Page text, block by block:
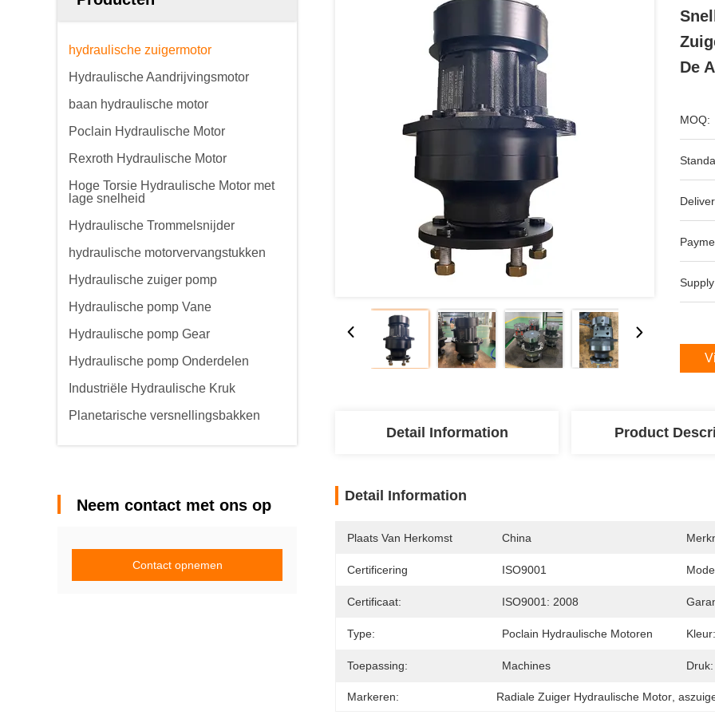
hydraulische zuigermotor
Hydraulische Aandrijvingsmotor
baan hydraulische motor
Poclain Hydraulische Motor
Rexroth Hydraulische Motor
Hoge Torsie Hydraulische Motor met
lage snelheid
Hydraulische Trommelsnijder
hydraulische motorvervangstukken
Hydraulische zuiger pomp
Hydraulische pomp Vane
Hydraulische pomp Gear
Hydraulische pomp Onderdelen
Industriële Hydraulische Kruk
Planetarische versnellingsbakken
Neem contact met ons op
Contact opnemen
De
MOQ:
Detail Information Product
Detail Information
Plaats Van Herkomst China
Certificering ISO9001
Certificaat: ISO9001: 2008
Type: Poclain Hydraulische Motoren Kleur:
Toepassing: Machines Druk:
Markeren: Radiale Zuiger Hydraulische Motor ,